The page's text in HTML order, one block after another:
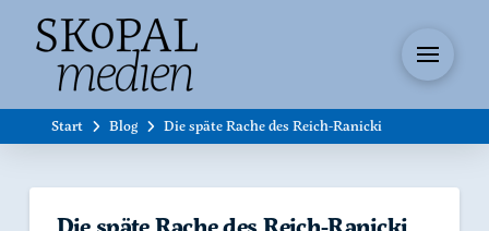
Start Blog Die späte Rache des Reich-Ranicki